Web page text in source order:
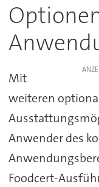
Mit
weiteren
Anwender des
Foodcert-